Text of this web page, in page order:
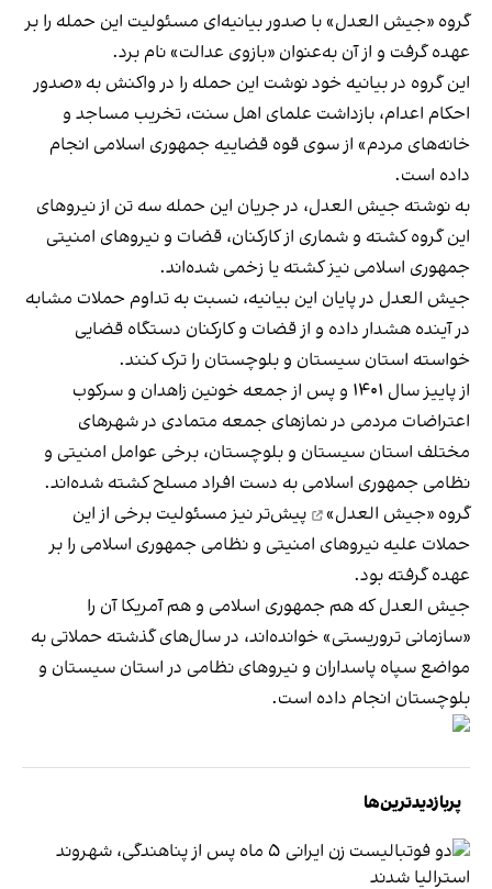
گروه «جیش العدل» با صدور بیانیه‌‌ای مسئولیت این حمله را بر
عهده گرفت و از آن به‌عنوان «بازوی عدالت» نام برد.
این گروه در بیانیه‌ خود نوشت این حمله را در واکنش به «صدور
احکام اعدام، بازداشت علمای اهل سنت، تخریب مساجد و
خانه‌های مردم» از سوی قوه قضاییه جمهوری اسلامی انجام
داده است.
به نوشته جیش العدل، در جریان این حمله سه تن از نیروهای
این گروه کشته و شماری از کارکنان، قضات و نیروهای امنیتی
جمهوری اسلامی نیز کشته یا زخمی شده‌اند.
جیش‌ العدل در پایان این بیانیه، نسبت به تداوم حملات مشابه
در آینده هشدار داده و از قضات و کارکنان دستگاه قضایی
خواسته استان سیستان و بلوچستان را ترک کنند.
از پاییز سال ۱۴۰۱ و پس از جمعه خونین زاهدان و سرکوب
اعتراضات مردمی در نمازهای جمعه‌ متمادی در شهرهای
مختلف استان سیستان و بلوچستان، برخی عوامل امنیتی و
نظامی جمهوری اسلامی به دست افراد مسلح کشته شده‌اند.
گروه «جیش العدل»
پیش‌تر نیز مسئولیت برخی از این
حملات علیه نیروهای امنیتی و نظامی جمهوری اسلامی را بر
عهده گرفته بود.
جیش‌ العدل که هم جمهوری اسلامی و هم آمریکا آن را
«سازمانی تروریستی» خوانده‌اند، در سال‌های گذشته حملاتی به
مواضع سپاه پاسداران و نیروهای نظامی در استان سیستان و
بلوچستان انجام داده است.
پربازدیدترین‌ها